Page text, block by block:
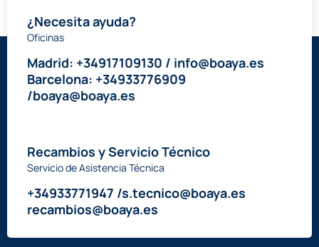
¿Necesita ayuda?
Oficinas
Madrid: +34917109130 / info@boaya.es
Barcelona: +34933776909
/boaya@boaya.es
Recambios y Servicio Técnico
Servicio de Asistencia Técnica
+34933771947 /s.tecnico@boaya.es
recambios@boaya.es